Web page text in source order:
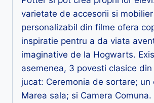
varietate de accesorii si mobilier
personalizabil din filme ofera
inspiratie pentru a da viata
imaginative de la Hogwarts.
asemenea, 3 povesti clasice
jucat: Ceremonia de sortare; un
Marea sala; si Camera Comuna.